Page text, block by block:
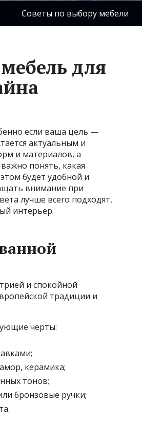
Советы по выбору мебели
для
если ваша цель —
актуальным и
и материалов, а
понять, какая
будет удобной и
внимание при
лучше всего подходят,
интерьер.
и спокойной
традиции и
черты:
керамика;
тонов;
бронзовые ручки;